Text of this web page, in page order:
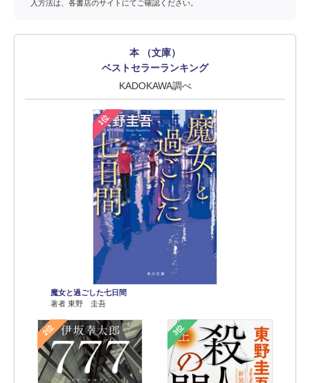
入方法は、各書店のサイトにてご確認ください。
本 （文庫）
ベストセラーランキング
KADOKAWA調べ
1位
魔女と過ごした七日間
著者 東野 圭吾
2位 3位